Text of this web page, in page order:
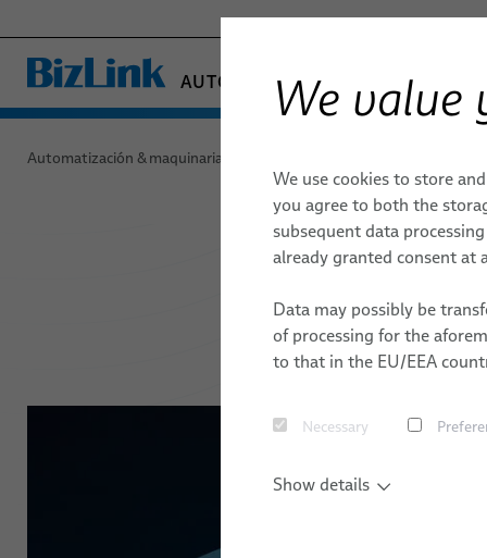
AUTOMATIZACIÓN & MAQUINARIA
- ENGINEERED SOLUTIONS
SEMICONDUCTOR TECHNOLOGY
TELECOM & NETWORKING
Robótica
Montaje de cables para robótica
Automatización & maquinaria industrial
We value
We use cookies to store
you agree to both the
subsequent data
already granted consent at
Data may possibly be
of processing for the
to that in the EU/EEA
Necessary
Show details